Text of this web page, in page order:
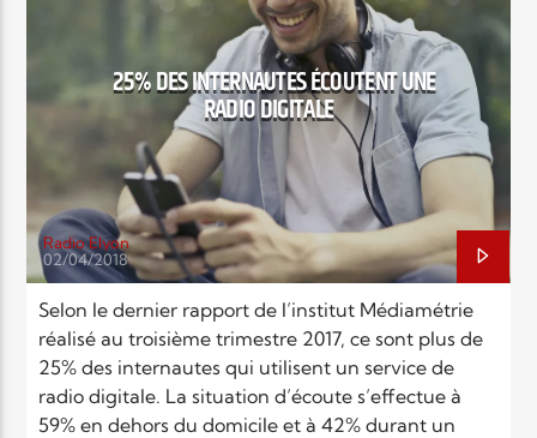
Radio Elyon
Elyon Rhema
25% DES INTERNAUTES ÉCOUTENT UNE
RADIO DIGITALE
Radio Elyon
02/04/2018
Selon le dernier rapport de l’institut Médiamétrie
réalisé au troisième trimestre 2017, ce sont plus de
25% des internautes qui utilisent un service de
radio digitale. La situation d’écoute s’effectue à
59% en dehors du domicile et à 42% durant un